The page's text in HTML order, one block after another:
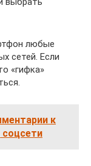
любые
сетей. Если
«гифка»
к